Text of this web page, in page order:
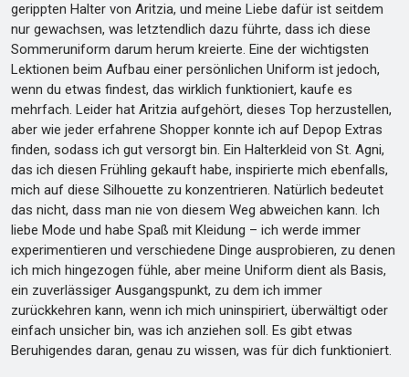
gerippten Halter von Aritzia, und meine Liebe dafür ist seitdem
nur gewachsen, was letztendlich dazu führte, dass ich diese
Sommeruniform darum herum kreierte. Eine der wichtigsten
Lektionen beim Aufbau einer persönlichen Uniform ist jedoch,
wenn du etwas findest, das wirklich funktioniert, kaufe es
mehrfach. Leider hat Aritzia aufgehört, dieses Top herzustellen,
aber wie jeder erfahrene Shopper konnte ich auf Depop Extras
finden, sodass ich gut versorgt bin. Ein Halterkleid von St. Agni,
das ich diesen Frühling gekauft habe, inspirierte mich ebenfalls,
mich auf diese Silhouette zu konzentrieren. Natürlich bedeutet
das nicht, dass man nie von diesem Weg abweichen kann. Ich
liebe Mode und habe Spaß mit Kleidung – ich werde immer
experimentieren und verschiedene Dinge ausprobieren, zu denen
ich mich hingezogen fühle, aber meine Uniform dient als Basis,
ein zuverlässiger Ausgangspunkt, zu dem ich immer
zurückkehren kann, wenn ich mich uninspiriert, überwältigt oder
einfach unsicher bin, was ich anziehen soll. Es gibt etwas
Beruhigendes daran, genau zu wissen, was für dich funktioniert.